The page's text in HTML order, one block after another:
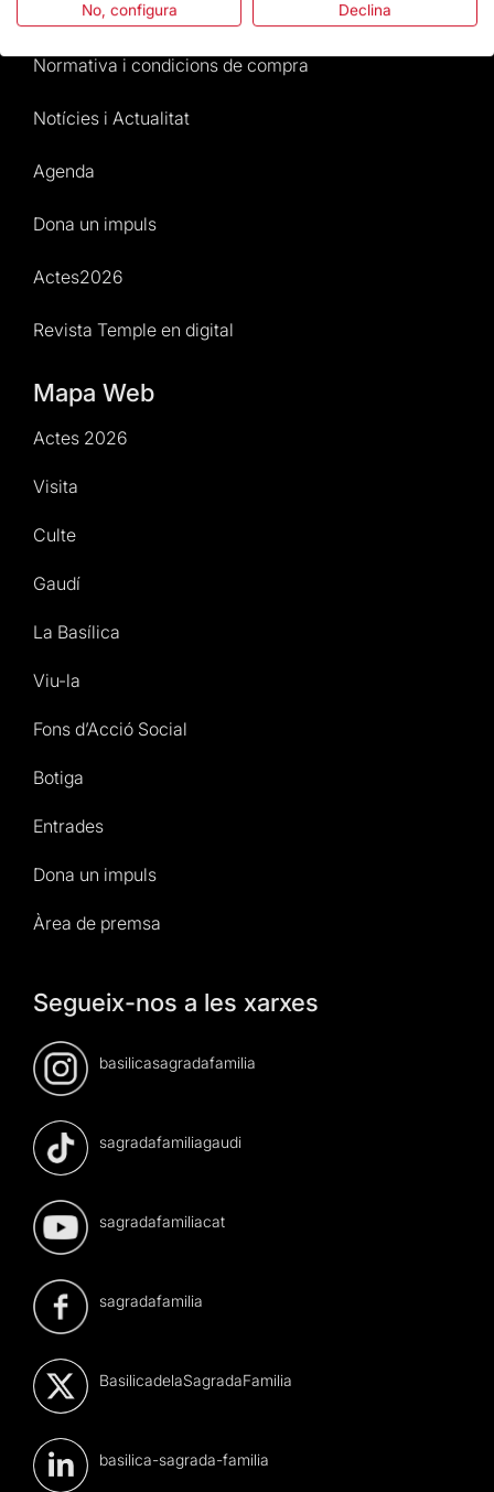
Atenció al Visitant
Normativa i condicions de compra
Notícies i Actualitat
Agenda
Dona un impuls
Actes2026
Revista Temple en digital
Mapa Web
Actes 2026
Visita
Culte
Gaudí
La Basílica
Viu-la
Fons d’Acció Social
Botiga
Entrades
Dona un impuls
Àrea de premsa
Segueix-nos a les xarxes
basilicasagradafamilia
sagradafamiliagaudi
sagradafamiliacat
sagradafamilia
BasilicadelaSagradaFamilia
basilica-sagrada-familia
No, configura Declina